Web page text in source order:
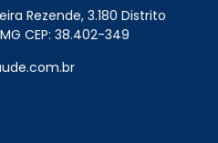
Rezende, 3.180 Distrito
CEP: 38.402-349